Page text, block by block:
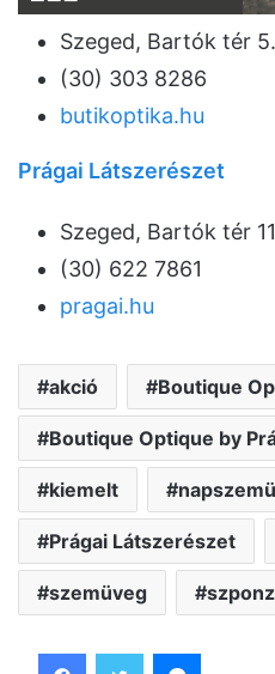
Szeged, Bartók tér 5.
(30) 303 8286
butikoptika.hu
Prágai Látszerészet
Szeged, Bartók tér
(30) 622 7861
pragai.hu
akció Boutique
Boutique Optique by
kiemelt
Prágai Látszerészet
szemüveg